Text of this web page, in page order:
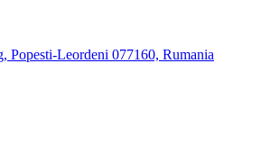
Popesti-Leordeni 077160, Rumania